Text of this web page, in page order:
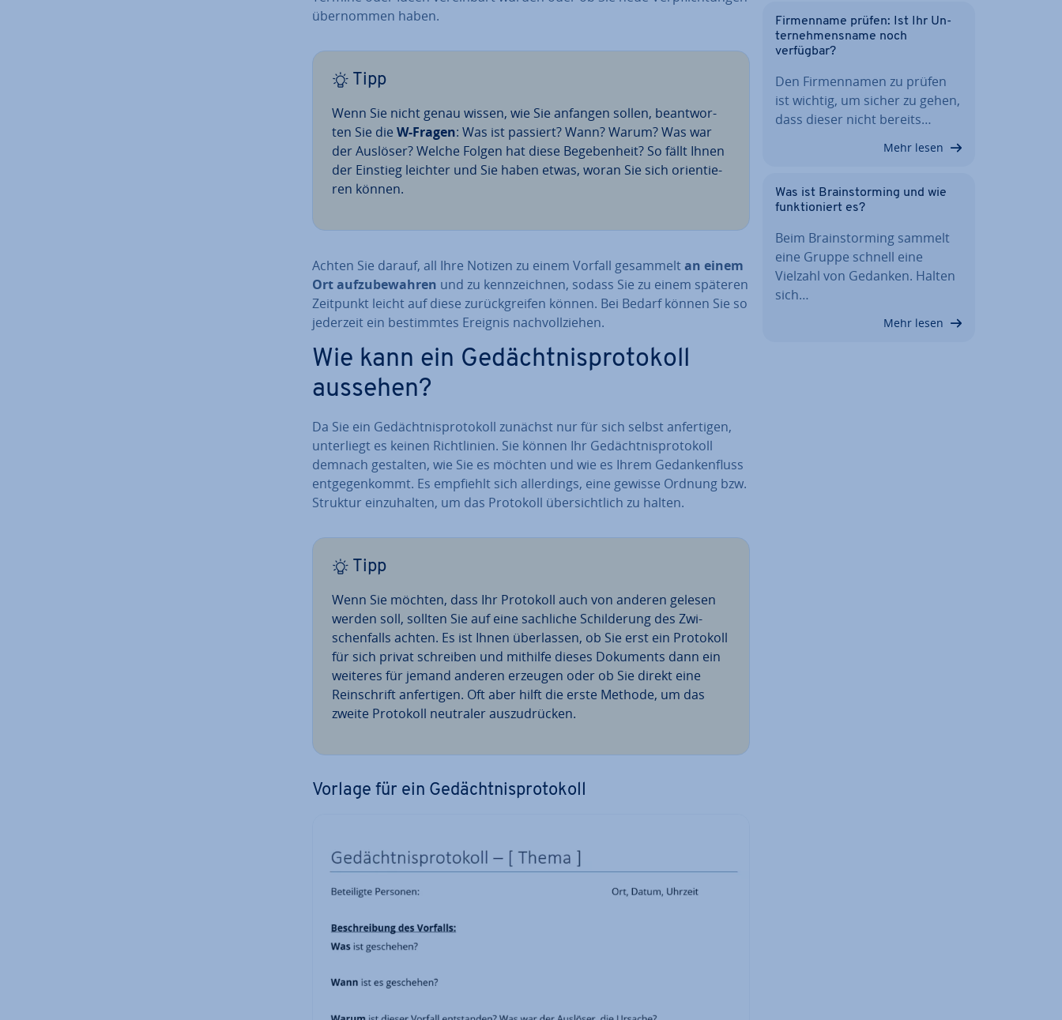
über­nom­men haben.
Tipp
Wenn Sie nicht genau wissen, wie Sie anfangen sollen, be­ant­wor­
ten Sie die W-Fragen: Was ist passiert? Wann? Warum? Was war
der Auslöser? Welche Folgen hat diese Be­ge­ben­heit? So fällt Ihnen
der Einstieg leichter und Sie haben etwas, woran Sie sich ori­en­tie­
ren können.
Achten Sie darauf, all Ihre Notizen zu einem Vorfall gesammeltan einem
Ort auf­zu­be­wah­ren und zu kenn­zeich­nen, sodass Sie zu einem späteren
Zeitpunkt leicht auf diese zu­rück­grei­fen können. Bei Bedarf können Sie so
jederzeit ein be­stimm­tes Ereignis nach­voll­zie­hen.
Wie kann ein Ge­dächt­nis­pro­to­koll
aussehen?
Da Sie ein Ge­dächt­nis­pro­to­koll zunächst nur für sich selbst an­fer­ti­gen,
un­ter­liegt es keinen Richt­li­ni­en. Sie können Ihr Ge­dächt­nis­pro­to­koll
demnach gestalten, wie Sie es möchten und wie es Ihrem Ge­dan­ken­fluss
ent­ge­gen­kommt. Es empfiehlt sich al­ler­dings, eine gewisse Ordnung bzw.
Struktur ein­zu­hal­ten, um das Protokoll über­sicht­lich zu halten.
Tipp
Wenn Sie möchten, dass Ihr Protokoll auch von anderen gelesen
werden soll, sollten Sie auf eine sachliche Schil­de­rung des Zwi­
schen­falls achten. Es ist Ihnen über­las­sen, ob Sie erst ein Protokoll
für sich privat schreiben und mithilfe dieses Dokuments dann ein
weiteres für jemand anderen erzeugen oder ob Sie direkt eine
Rein­schrift an­fer­ti­gen. Oft aber hilft die erste Methode, um das
zweite Protokoll neutraler aus­zu­drü­cken.
Vorlage für ein Ge­dächt­nis­pro­to­koll
Fir­men­na­me prüfen: Ist Ihr Un­
ter­neh­mens­na­me noch
verfügbar?
Den Fir­men­na­men zu prüfen
ist wichtig, um sicher zu gehen,
dass dieser nicht bereits…
Mehr lesen
Was ist Brain­stor­ming und wie
funk­tio­niert es?
Beim Brain­stor­ming sammelt
eine Gruppe schnell eine
Vielzahl von Gedanken. Halten
sich…
Mehr lesen